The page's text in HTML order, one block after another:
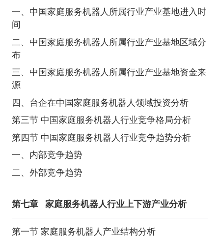
一、中国家庭服务机器人所属行业产业基地进入时
间
二、中国家庭服务机器人所属行业产业基地区域分
布
三、中国家庭服务机器人所属行业产业基地资金来
源
四、台企在中国家庭服务机器人领域投资分析
第三节 中国家庭服务机器人行业竞争格局分析
第四节 中国家庭服务机器人行业竞争趋势分析
一、内部竞争趋势
二、外部竞争趋势
第七章 家庭服务机器人行业上下游产业分析
第一节 家庭服务机器人产业结构分析